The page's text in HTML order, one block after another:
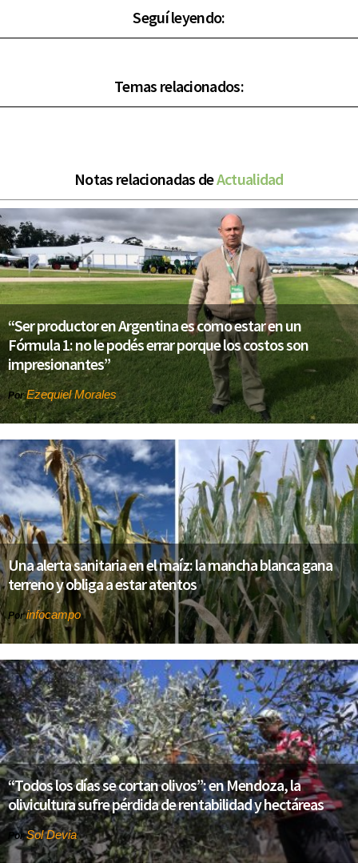
Seguí leyendo:
Temas relacionados:
Notas relacionadas deActualidad
“Ser productor en Argentina es como estar en un
Fórmula 1: no le podés errar porque los costos son
impresionantes”
PorEzequiel Morales
Una alerta sanitaria en el maíz: la mancha blanca gana
terreno y obliga a estar atentos
Porinfocampo
“Todos los días se cortan olivos”: en Mendoza, la
olivicultura sufre pérdida de rentabilidad y hectáreas
PorSol Devia